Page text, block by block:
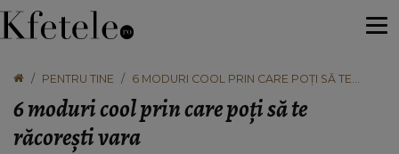
PENTRU TINE
6 MODURI COOL PRIN CARE POȚI SĂ TE
6 moduri cool prin care poți să te
răcorești vara